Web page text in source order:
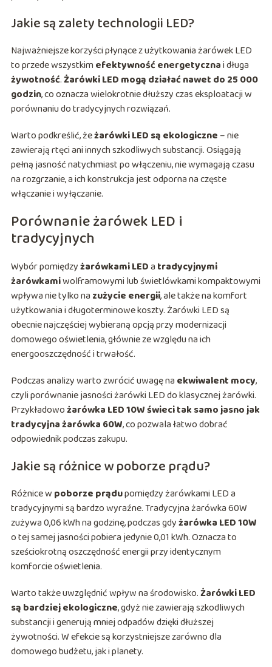
Jakie są zalety technologii LED?
Najważniejsze korzyści płynące z użytkowania żarówek LED
to przede wszystkimefektywność energetycznai długa
żywotność.Żarówki LED mogą działać nawet do 25 000
godzin, co oznacza wielokrotnie dłuższy czas eksploatacji w
porównaniu do tradycyjnych rozwiązań.
Warto podkreślić, żeżarówki LED są ekologiczne – nie
zawierają rtęci ani innych szkodliwych substancji. Osiągają
pełną jasność natychmiast po włączeniu, nie wymagają czasu
na rozgrzanie, a ich konstrukcja jest odporna na częste
włączanie i wyłączanie.
Porównanie żarówek LED i
tradycyjnych
Wybór pomiędzyżarówkami LEDa tradycyjnymi
żarówkamiwolframowymi lub świetlówkami kompaktowymi
wpływa nie tylko na zużycie energii, ale także na komfort
użytkowania i długoterminowe koszty. Żarówki LED są
obecnie najczęściej wybieraną opcją przy modernizacji
domowego oświetlenia, głównie ze względu na ich
energooszczędność i trwałość.
Podczas analizy warto zwrócić uwagę na ekwiwalent mocy,
czyli porównanie jasności żarówki LED do klasycznej żarówki.
Przykładowożarówka LED 10W świeci tak samo jasno jak
tradycyjna żarówka 60W, co pozwala łatwo dobrać
odpowiednik podczas zakupu.
Jakie są różnice w poborze prądu?
Różnice w poborze prądupomiędzy żarówkami LED a
tradycyjnymi są bardzo wyraźne. Tradycyjna żarówka 60W
zużywa 0,06 kWh na godzinę, podczas gdyżarówka LED 10W
o tej samej jasności pobiera jedynie 0,01 kWh. Oznacza to
sześciokrotną oszczędność energii przy identycznym
komforcie oświetlenia.
Warto także uwzględnić wpływ na środowisko.Żarówki LED
są bardziej ekologiczne, gdyż nie zawierają szkodliwych
substancji i generują mniej odpadów dzięki dłuższej
żywotności. W efekcie są korzystniejsze zarówno dla
domowego budżetu, jak i planety.